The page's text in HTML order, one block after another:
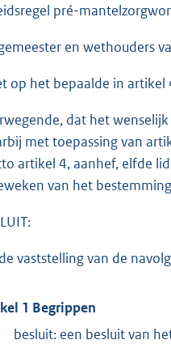
pré-
en wethouders
op het bepaalde in artikel
dat het
met toepassing van
artikel 4, aanhef, elfde
van het
vaststelling van de
1 Begrippen
besluit: een besluit van